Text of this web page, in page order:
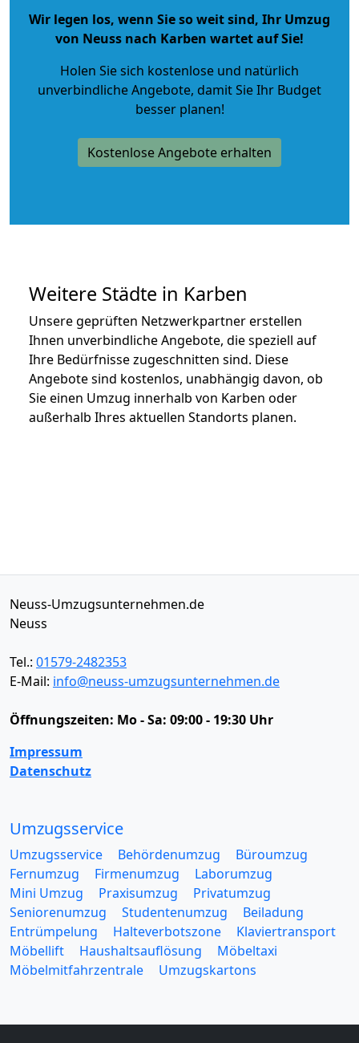
Wir legen los, wenn Sie so weit sind, Ihr Umzug
von Neuss nach Karben wartet auf Sie!
Holen Sie sich kostenlose und natürlich
unverbindliche Angebote, damit Sie Ihr Budget
besser planen!
Kostenlose Angebote erhalten
Weitere Städte in Karben
Unsere geprüften Netzwerkpartner erstellen
Ihnen unverbindliche Angebote, die speziell auf
Ihre Bedürfnisse zugeschnitten sind. Diese
Angebote sind kostenlos, unabhängig davon, ob
Sie einen Umzug innerhalb von Karben oder
außerhalb Ihres aktuellen Standorts planen.
Neuss-Umzugsunternehmen.de
Neuss
Tel.: 01579-2482353
E-Mail: info@neuss-umzugsunternehmen.de
Öffnungszeiten: Mo - Sa: 09:00 - 19:30 Uhr
Impressum
Datenschutz
Umzugsservice
Umzugsservice Behördenumzug
Büroumzug
Fernumzug
Firmenumzug
Laborumzug
Mini Umzug
Praxisumzug
Privatumzug
Seniorenumzug
Studentenumzug
Beiladung
Entrümpelung
Halteverbotszone
Klaviertransport
Möbellift
Haushaltsauflösung
Möbeltaxi
Möbelmitfahrzentrale
Umzugskartons